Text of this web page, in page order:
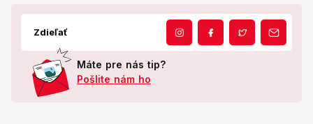
Zdieľať
Máte pre nás tip?
Pošlite nám ho